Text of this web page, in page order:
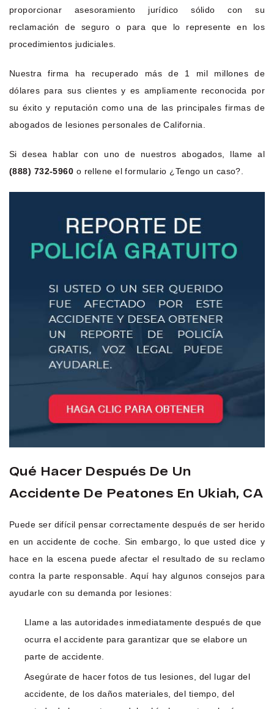
proporcionar asesoramiento jurídico sólido con su
reclamación de seguro o para que lo represente en los
procedimientos judiciales.
Nuestra firma ha recuperado más de 1 mil millones de
dólares para sus clientes y es ampliamente reconocida por
su éxito y reputación como una de las principales firmas de
abogados de lesiones personales de California.
Si desea hablar con uno de nuestros abogados, llame al
(888) 732-5960 o rellene el formulario ¿Tengo un caso?.
Qué Hacer Después De Un
Accidente De Peatones En Ukiah, CA
Puede ser difícil pensar correctamente después de ser herido
en un accidente de coche. Sin embargo, lo que usted dice y
hace en la escena puede afectar el resultado de su reclamo
contra la parte responsable. Aquí hay algunos consejos para
ayudarle con su demanda por lesiones:
Llame a las autoridades inmediatamente después de que
ocurra el accidente para garantizar que se elabore un
parte de accidente.
Asegúrate de hacer fotos de tus lesiones, del lugar del
accidente, de los daños materiales, del tiempo, del